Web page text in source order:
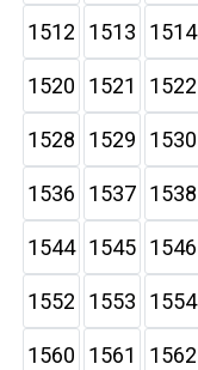
1512 1513 1514
1520 1521 1522
1528 1529 1530
1536 1537 1538
1544 1545 1546
1552 1553 1554
1560 1561 1562